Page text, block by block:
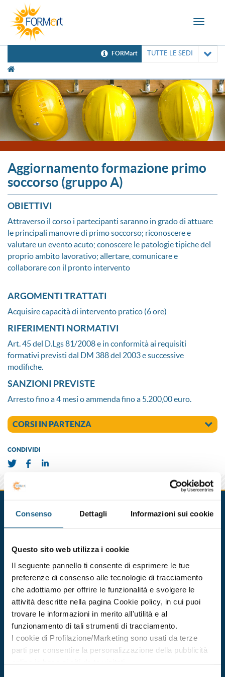
Consenso Dettagli Informazioni sui cookie
Questo sito web utilizza i cookie
Il seguente pannello ti consente di esprimere le tue
preferenze di consenso alle tecnologie di tracciamento
che adottiamo per offrire le funzionalità e svolgere le
attività descritte nella pagina Cookie policy, in cui puoi
trovare le informazioni in merito all'utilità e al
funzionamento di tali strumenti di tracciamento.
I cookie di Profilazione/Marketing sono usati da terze
parti per consentire la personalizzazione della pubblicità
online in base ai siti da te visitati.
Toggle
FORMart TUTTE LE SEDI
Aggiornamento formazione primo
soccorso (gruppo A)
OBIETTIVI
Attraverso il corso i partecipanti saranno in grado di attuare
le principali manovre di primo soccorso; riconoscere e
valutare un evento acuto; conoscere le patologie tipiche del
proprio ambito lavorativo; allertare, comunicare e
collaborare con il pronto intervento
ARGOMENTI TRATTATI
Acquisire capacità di intervento pratico (6 ore)
RIFERIMENTI NORMATIVI
Art. 45 del D.Lgs 81/2008 e in conformità ai requisiti
formativi previsti dal DM 388 del 2003 e successive
modifiche.
SANZIONI PREVISTE
Arresto fino a 4 mesi o ammenda fino a 5.200,00 euro.
CORSI IN PARTENZA
CONDIVIDI
BOLOGNA CESENA FERRARA FORLI' PARMA
primo soccorso (gruppo a)
dal 25/11/2026
al 25/11/2026
DATE E ORARI